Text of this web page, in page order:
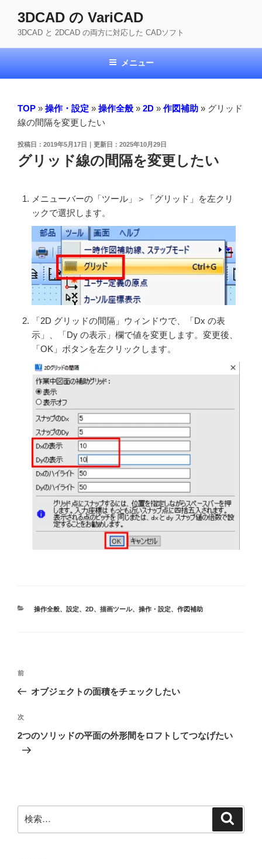
ン
へ
3DCAD の VariCAD
3DCAD と 2DCAD の両方に対応した CADソフト
メニュー
TOP » 操作・設定 » 操作全般 » 2D » 作図補助 » グリッド
線の間隔を変更したい
投
日:
2019年5月17日 2025年10月29日
グリッド線の間隔を変更したい
メニューバーの「ツール」＞「グリッド」を左クリ
ックで選択します。
「2D グリッドの間隔」ウィンドウで、「Dx の表
示」、「Dy の表示」欄で値を変更します。変更後、
「OK」ボタンを左クリックします。
カ
操作全般、 設定、 2D、 描画ツール、 操作・設定、 作図補助
投
稿
ゲ
ョ
ン
前
の
稿
前
オブジェクトの面積をチェックしたい
次
の
次
2つのソリッドの平面の外形間をロフトしてつなげたい
索: